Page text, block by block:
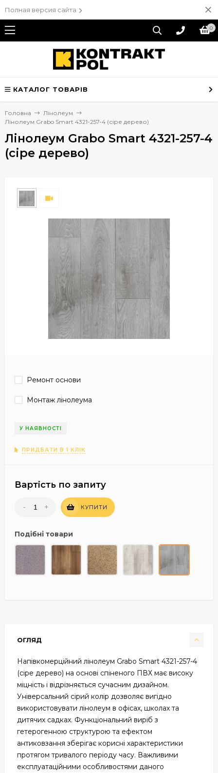
Полная версия сайта
0
КАТАЛОГ ТОВАРІВ
Головна
Лінолеум
Лінолеум Grabo Smart 4321-257-4 (сіре дерево)
Лінолеум Grabo Smart 4321-257-4
(сіре дерево)
Ремонт основи
Монтаж лінолеума
У НАЯВНОСТІ
ПРИДБАТИ В 1 КЛІК
Вартість по запиту
- + КУПИТИ
Подібні товари
ОГЛЯД
Напівкомерційний лінолеум Grabo Smart 4321-257-4
(сіре дерево) на основі спіненого ПВХ має високу
міцність і відрізняється сучасним дизайном.
Універсальний сірий колір дозволяє вигідно
використовувати лінолеум в офісах, школах та
дитячих садках. Функціональний виріб з
гетерогенною структурою та ефектом
антиковзання зберігає корисні характеристики
протягом тривалого періоду часу. Важливими
експлуатаційними особливостями даного